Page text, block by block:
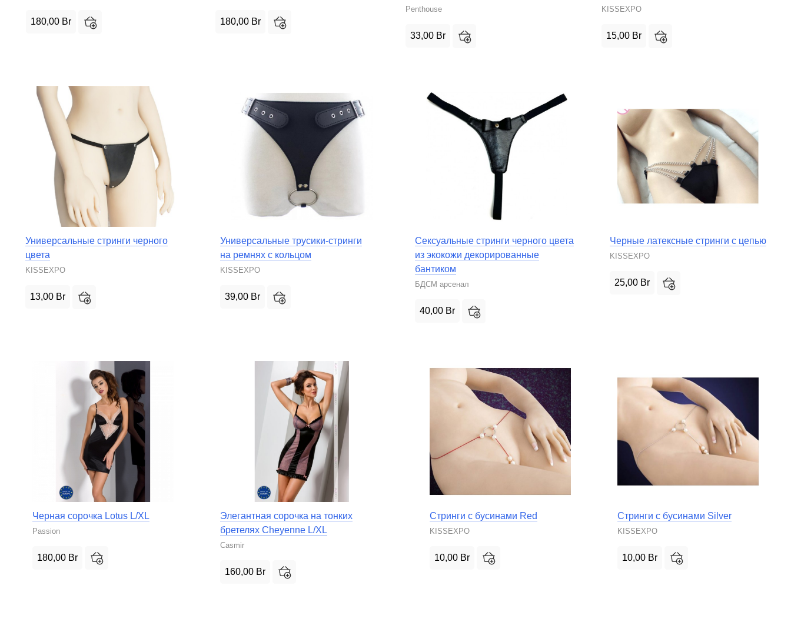
180,00 Br 180,00 Br
Penthouse
33,00 Br
KISSEXPO
15,00 Br
Универсальные стринги черного
цвета
KISSEXPO
13,00 Br
Универсальные трусики-стринги
на ремнях с кольцом
KISSEXPO
39,00 Br
Сексуальные стринги черного цвета
из экокожи декорированные
бантиком
БДСМ арсенал
40,00 Br
Черные латексные стринги с цепью
KISSEXPO
25,00 Br
Черная сорочка Lotus L/XL
Passion
180,00 Br
Элегантная сорочка на тонких
бретеляx Cheyenne L/XL
Casmir
160,00 Br
Стринги с бусинами Red
KISSEXPO
10,00 Br
Стринги с бусинами Silver
KISSEXPO
10,00 Br